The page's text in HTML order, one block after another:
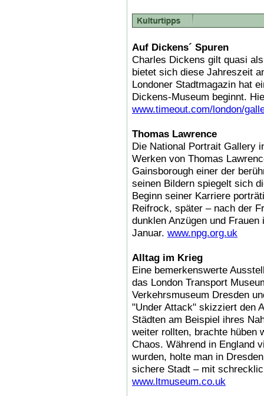
Auf Dickens´ Spuren
Charles Dickens gilt quasi
bietet sich diese Jahreszeit
Londoner Stadtmagazin hat
Dickens-Museum beginnt.
www.timeout.com/london/
Thomas Lawrence
Die National Portrait Gallery
Werken von Thomas
Gainsborough einer der
seinen Bildern spiegelt sich
Beginn seiner Karriere
Reifrock, später – nach der
dunklen Anzügen und
Januar. www.npg.org.uk
Alltag im Krieg
Eine bemerkenswerte
das London Transport
Verkehrsmuseum Dresden
"Under Attack" skizziert den
Städten am Beispiel ihres
weiter rollten, brachte hüben
Chaos. Während in England
wurden, holte man in
sichere Stadt – mit
www.ltmuseum.co.uk